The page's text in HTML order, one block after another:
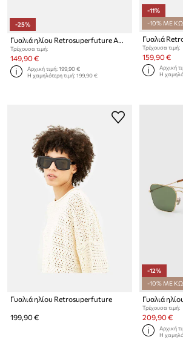
-25%
Τρέχουσα τιμή:
149,90 €
Αρχική τιμή:199,90 €
Η χαμηλότερη τιμή:199,90 €
-11%
-10% ΜΕ
Γυαλιά
Τρέχουσα τιμή:
159,90 €
Αρχική
Η
Γυαλιά ηλίου Retrosuperfuture
199,90 €
-12%
-10% ΜΕ
Τρέχουσα τιμή:
209,90 €
Αρχική
Η